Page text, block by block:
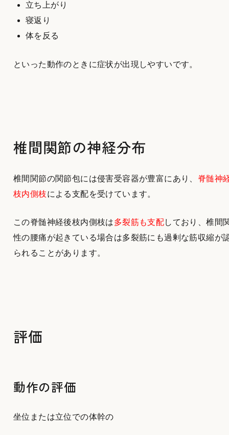
立ち上がり
寝返り
体を反る
といった動作のときに症状が出現しやすいです。
椎間関節の神経分布
椎間関節の関節包には侵害受容器が豊富にあり、 脊髄神
枝内側枝による支配を受けています。
この脊髄神経後枝内側枝は多裂筋も支配しており、椎間
性の腰痛が起きている場合は多裂筋にも過剰な筋収縮が
られることがあります。
評価
動作の評価
坐位または立位での体幹の